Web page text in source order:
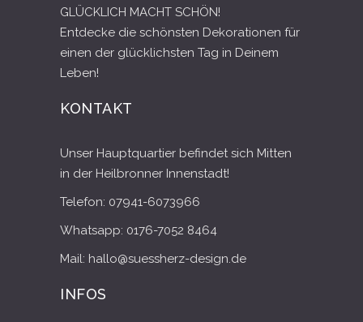
GLÜCKLICH MACHT SCHÖN!
Entdecke die schönsten Dekorationen für
einen der glücklichsten Tag in Deinem
Leben!
KONTAKT
Unser Hauptquartier befindet sich Mitten
in der Heilbronner Innenstadt!
Telefon: 07941-6073966
Whatsapp: 0176-7052 8464
Mail: hallo@suessherz-design.de
INFOS